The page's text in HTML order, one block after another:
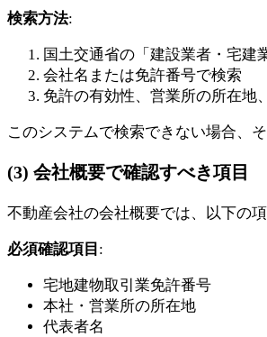
検索方法:
国土交通省の「建設業者・宅建
会社名または免許番号で検索
免許の有効性、営業所の所在地
このシステムで検索できない場合、
(3) 会社概要で確認すべき項目
不動産会社の会社概要では、以下の
必須確認項目 :
宅地建物取引業免許番号
本社・営業所の所在地
代表者名